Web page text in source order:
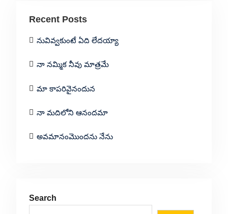
Recent Posts
నువివ్వకుంటే ఏది లేదయ్యా
నా నమ్మిక నీవు మాత్రమే
మా కాపరివైనందున
నా మదిలోని ఆనందమా
అవమానంమొందను నేను
Search